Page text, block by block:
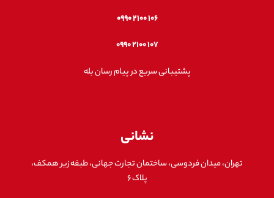
۱۰۶ ۲۱۰۰ ۰۹۹۰
۱۰۷ ۲۱۰۰ ۰۹۹۰
پشتیبانی سریع در پیام رسان بله
نشانی
تهران، میدان فردوسی، ساختمان تجارت جهانی، طبقه زیر همکف،
پلاک ۶